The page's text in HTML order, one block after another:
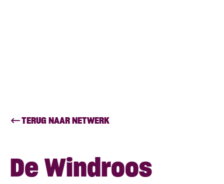
TERUG NAAR NETWERK
De Windroos